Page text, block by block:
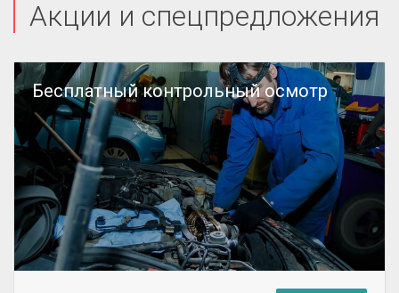
Акции и спецпредложения
Бесплатный контрольный осмотр